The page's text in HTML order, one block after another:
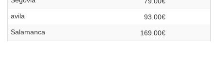
avila
93.00€
Salamanca
169.00€